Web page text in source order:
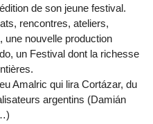
de son jeune festival.
rencontres, ateliers,
une nouvelle production
un Festival dont la richesse
Amalric qui lira Cortázar, du
argentins (Damián